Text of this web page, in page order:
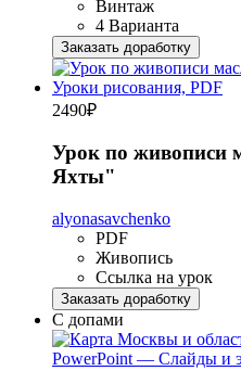
Винтаж
4 Варианта
Заказать доработку
2490₽
Урок по живописи
Яхты"
alyonasavchenko
PDF
Живопись
Ссылка на урок
Заказать доработку
С допами